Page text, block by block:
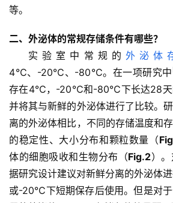
等。
二、外泌体的常规存储条件有哪些？
实验室中常规的 外泌体
4℃、-20℃、-80℃。在一项研究中
存在4℃，-20℃和-80℃下长达28天
并将其与新鲜的外泌体进行了比较。
离的外泌体相比，不同的存储温度和
的稳定性、大小分布和颗粒数量（
体的细胞吸收和生物分布（Fig.2）
据研究设计建议对新鲜分离的外泌体
或-20℃下短期保存后使用。但是对